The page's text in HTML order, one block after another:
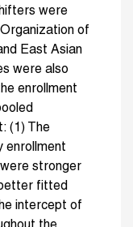
were
of
East Asian
were also
enrollment
(1) The
enrollment
stronger
fitted
intercept of